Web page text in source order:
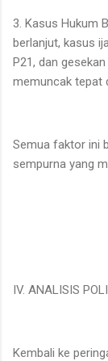
3. Kasus Hukum
berlanjut, kasus
P21, dan
memuncak tepat
Semua faktor ini
sempurna yang
IV. ANALISIS
Kembali ke